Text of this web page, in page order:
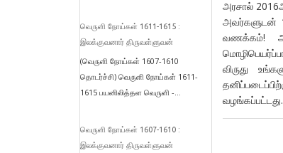
அரசால்
அவர்களுடன்
வணக்கம்!
விருது
வெருளி நோய்கள் 1611-1615 :
இலக்குவனார் திருவள்ளுவன்
(வெருளி நோய்கள் 1607-1610
தொடர்ச்சி) வெருளி நோய்கள் 1611-
1615 பயனிலித்தள வெருளி -...
வெருளி நோய்கள் 1607-1610 :
இலக்குவனார் திருவள்ளுவன்